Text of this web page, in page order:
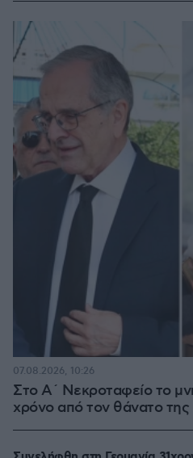
Στο Α΄ Νεκροταφείο το
χρόνο από τον θάνατο
07.08.2026, 10:26